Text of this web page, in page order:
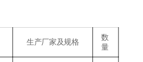
生产厂家及规格
数
量